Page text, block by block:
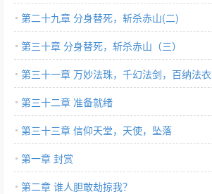
第二十九章 分身替死，斩杀赤山(二)
第三十章 分身替死，斩杀赤山（三）
第三十一章 万妙法珠，千幻法剑，百纳法衣
第三十二章 准备就绪
第三十三章 信仰天堂，天使，坠落
第一章 封赏
第二章 谁人胆敢劫掠我？